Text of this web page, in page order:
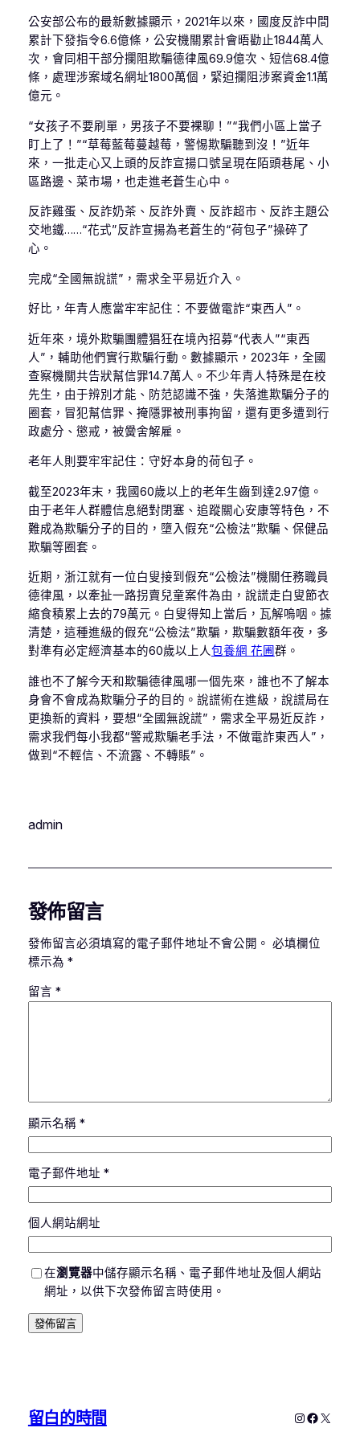
公安部公布的最新數據顯示，2021年以來，國度反詐中間
累計下發指令6.6億條，公安機關累計會晤勸止1844萬人
次，會同相干部分攔阻欺騙德律風69.9億次、短信68.4億
條，處理涉案域名網址1800萬個，緊迫攔阻涉案資金1.1萬
億元。
“女孩子不要刷單，男孩子不要裸聊！”“我們小區上當子
盯上了！”“草莓藍莓蔓越莓，警惕欺騙聽到沒！”近年
來，一批走心又上頭的反詐宣揚口號呈現在陌頭巷尾、小
區路邊、菜市場，也走進老蒼生心中。
反詐雞蛋、反詐奶茶、反詐外賣、反詐超市、反詐主題公
交地鐵……“花式”反詐宣揚為老蒼生的“荷包子”操碎了
心。
完成“全國無說謊”，需求全平易近介入。
好比，年青人應當牢牢記住：不要做電詐“東西人”。
近年來，境外欺騙團體猖狂在境內招募“代表人”“東西
人”，輔助他們實行欺騙行動。數據顯示，2023年，全國
查察機關共告狀幫信罪14.7萬人。不少年青人特殊是在校
先生，由于辨別才能、防范認識不強，失落進欺騙分子的
圈套，冒犯幫信罪、掩隱罪被刑事拘留，還有更多遭到行
政處分、懲戒，被黌舍解雇。
老年人則要牢牢記住：守好本身的荷包子。
截至2023年末，我國60歲以上的老年生齒到達2.97億。
由于老年人群體信息絕對閉塞、追蹤關心安康等特色，不
難成為欺騙分子的目的，墮入假充“公檢法”欺騙、保健品
欺騙等圈套。
近期，浙江就有一位白叟接到假充“公檢法”機關任務職員
德律風，以牽扯一路拐賣兒童案件為由，說謊走白叟節衣
縮食積累上去的79萬元。白叟得知上當后，瓦解嗚咽。據
清楚，這種進級的假充“公檢法”欺騙，欺騙數額年夜，多
對準有必定經濟基本的60歲以上人包養網 花圃群。
誰也不了解今天和欺騙德律風哪一個先來，誰也不了解本
身會不會成為欺騙分子的目的。說謊術在進級，說謊局在
更換新的資料，要想“全國無說謊”，需求全平易近反詐，
需求我們每小我都“警戒欺騙老手法，不做電詐東西人”，
做到“不輕信、不流露、不轉賬”。
admin
發佈留言
發佈留言必須填寫的電子郵件地址不會公開。 必填欄位
標示為 *
留言 *
顯示名稱 *
電子郵件地址 *
個人網站網址
在瀏覽器中儲存顯示名稱、電子郵件地址及個人網站
網址，以供下次發佈留言時使用。
留白的時間 Instagram
X